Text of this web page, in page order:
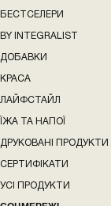
БЕСТСЕЛЕРИ
BY INTEGRALIST
ДОБАВКИ
КРАСА
ЛАЙФСТАЙЛ
ЇЖА ТА НАПОЇ
ДРУКОВАНІ ПРОДУКТИ
СЕРТИФІКАТИ
УСІ ПРОДУКТИ